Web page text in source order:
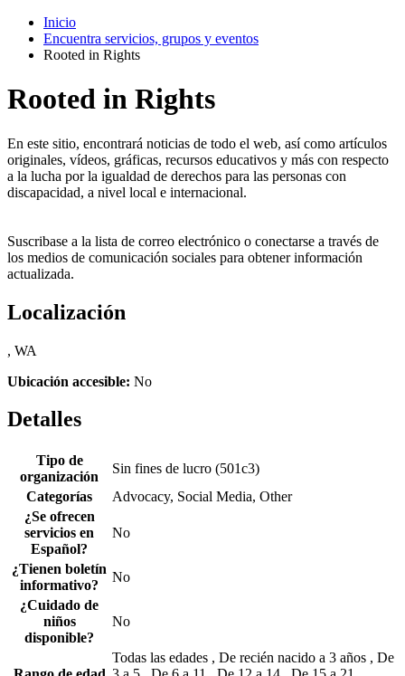
Inicio
Encuentra servicios, grupos y eventos
Rooted in Rights
Rooted in Rights
En este sitio, encontrará noticias de todo el web, así como artículos
originales, vídeos, gráficas, recursos educativos y más con respecto
a la lucha por la igualdad de derechos para las personas con
discapacidad, a nivel local e internacional.
Suscribase a la lista de correo electrónico o conectarse a través de
los medios de comunicación sociales para obtener información
actualizada.
Localización
, WA
Ubicación accesible: No
Detalles
Tipo de
organización
Sin fines de lucro (501c3)
Categorías
Advocacy, Social Media, Other
¿Se ofrecen
servicios en
Español?
No
¿Tienen boletín
informativo?
No
¿Cuidado de
niños
disponible?
No
Todas las edades , De recién nacido a 3 años , De